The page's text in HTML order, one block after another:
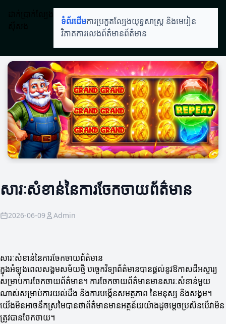
ទំព័រដើមការប្រកួតល្បែងយុទ្ធសាស្ត្រ និងមេរៀន
វិភាគការលេងព័ត៌មានព័ត៌មាន
សារៈសំខាន់នៃការចែកចាយព័ត៌មាន
2026-06-09 Admin
សារៈសំខាន់នៃការចែកចាយព័ត៌មាន
ក្នុងអំឡុងពេលសង្គមសម័យថ្មី បច្ចេកវិទ្យាព័ត៌មានបានផ្តល់នូវឱកាសដ៏អស្ចារ្យ
សម្រាប់ការចែកចាយព័ត៌មាន។ ការចែកចាយព័ត៌មានមានសារៈសំខាន់មួយ
ណាស់សម្រាប់ការយល់ដឹង និងការបង្កើនសមត្ថភាព នៃមនុស្ស និងសង្គម។
យើងមិនអាចនឹកស្រមៃបានថាព័ត៌មានមានអត្ថន័យយ៉ាងដូចម្តេចប្រសិនបើវាមិន
ត្រូវបានចែកចាយ។